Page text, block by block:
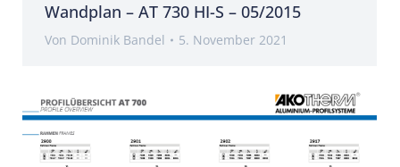
Wandplan – AT 730 HI-S – 05/2015
Von Dominik Bandel 5. November 2021